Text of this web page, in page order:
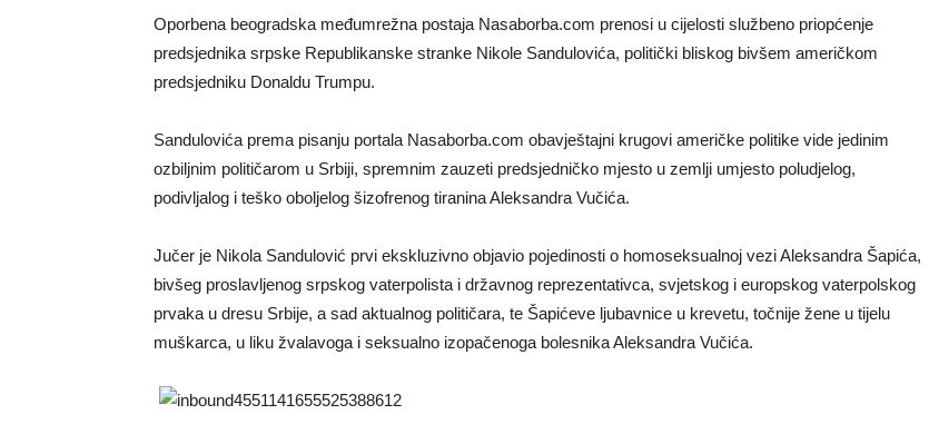
Oporbena beogradska međumrežna postaja Nasaborba.com prenosi u cijelosti službeno priopćenje
predsjednika srpske Republikanske stranke Nikole Sandulovića, politički bliskog bivšem američkom
predsjedniku Donaldu Trumpu.
Sandulovića prema pisanju portala Nasaborba.com obavještajni krugovi američke politike vide jedinim
ozbiljnim političarom u Srbiji, spremnim zauzeti predsjedničko mjesto u zemlji umjesto poludjelog,
podivljalog i teško oboljelog šizofrenog tiranina Aleksandra Vučića.
Jučer je Nikola Sandulović prvi ekskluzivno objavio pojedinosti o homoseksualnoj vezi Aleksandra Šapića,
bivšeg proslavljenog srpskog vaterpolista i državnog reprezentativca, svjetskog i europskog vaterpolskog
prvaka u dresu Srbije, a sad aktualnog političara, te Šapićeve ljubavnice u krevetu, točnije žene u tijelu
muškarca, u liku žvalavoga i seksualno izopačenoga bolesnika Aleksandra Vučića.